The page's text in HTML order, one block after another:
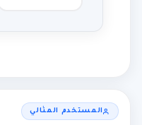
المستخدم المثالي